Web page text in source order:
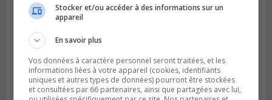
Stocker et/ou accéder à des informations sur un
appareil
En savoir plus
Vos données à caractère personnel seront traitées, et les
informations liées à votre appareil (cookies, identifiants
uniques et autres types de données) pourront être stockées
et consultées par 66 partenaires, ainsi que partagées avec lui,